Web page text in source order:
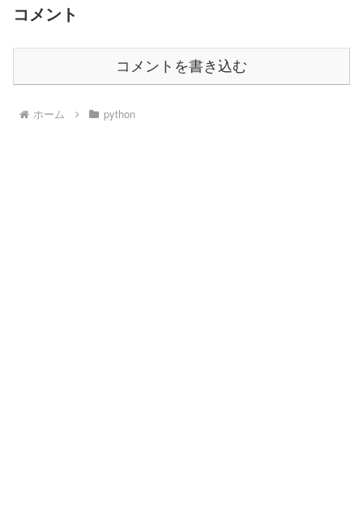
コメント
コメントを書き込む
ホーム python